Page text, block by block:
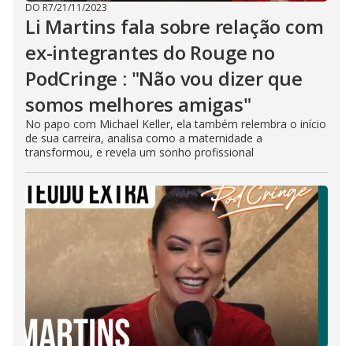
DO R7/21/11/2023
Li Martins fala sobre relação com
ex-integrantes do Rouge no
PodCringe : "Não vou dizer que
somos melhores amigas"
No papo com Michael Keller, ela também relembra o início
de sua carreira, analisa como a maternidade a
transformou, e revela um sonho profissional